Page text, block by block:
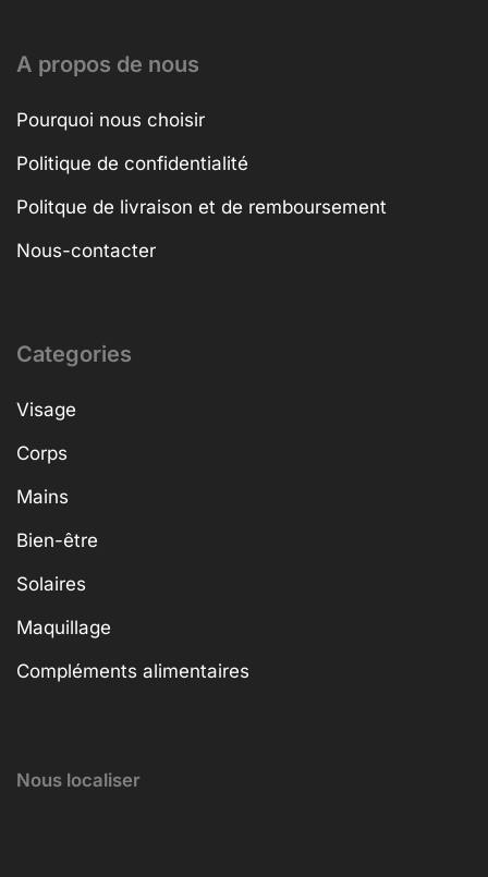
A propos de nous
Pourquoi nous choisir
Politique de confidentialité
Politque de livraison et de remboursement
Nous-contacter
Categories
Visage
Corps
Mains
Bien-être
Solaires
Maquillage
Compléments alimentaires
Nous localiser